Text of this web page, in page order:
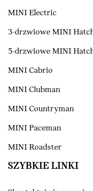
MINI Electric
3-drzwiowe MINI
5-drzwiowe MINI
MINI Cabrio
MINI Clubman
MINI Countryman
MINI Paceman
MINI Roadster
SZYBKIE LINKI